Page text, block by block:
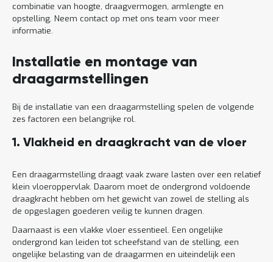
combinatie van hoogte, draagvermogen, armlengte en
opstelling. Neem contact op met ons team voor meer
informatie.
Installatie en montage van
draagarmstellingen
Bij de installatie van een draagarmstelling spelen de volgende
zes factoren een belangrijke rol.
1. Vlakheid en draagkracht van de vloer
Een draagarmstelling draagt vaak zware lasten over een relatief
klein vloeroppervlak. Daarom moet de ondergrond voldoende
draagkracht hebben om het gewicht van zowel de stelling als
de opgeslagen goederen veilig te kunnen dragen.
Daarnaast is een vlakke vloer essentieel. Een ongelijke
ondergrond kan leiden tot scheefstand van de stelling, een
ongelijke belasting van de draagarmen en uiteindelijk een